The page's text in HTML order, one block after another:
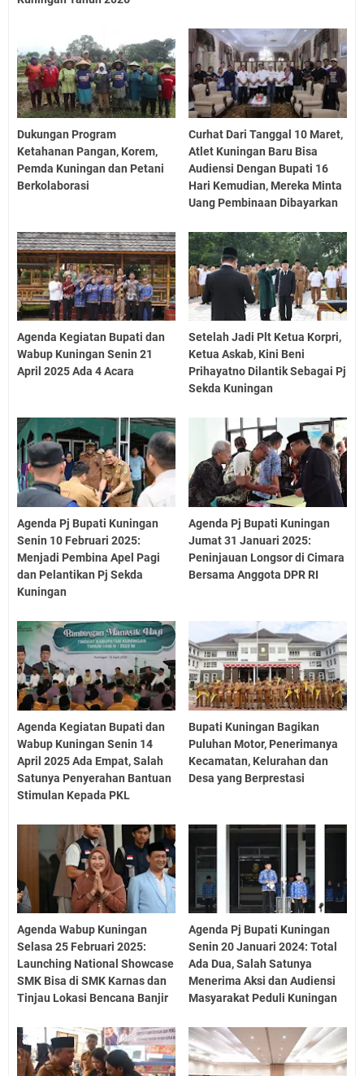
Dukungan Program
Ketahanan Pangan, Korem,
Pemda Kuningan dan Petani
Berkolaborasi
Curhat Dari Tanggal 10 Maret,
Atlet Kuningan Baru Bisa
Audiensi Dengan Bupati 16
Hari Kemudian, Mereka Minta
Uang Pembinaan Dibayarkan
Agenda Kegiatan Bupati dan
Wabup Kuningan Senin 21
April 2025 Ada 4 Acara
Setelah Jadi Plt Ketua Korpri,
Ketua Askab, Kini Beni
Prihayatno Dilantik Sebagai Pj
Sekda Kuningan
Agenda Pj Bupati Kuningan
Senin 10 Februari 2025:
Menjadi Pembina Apel Pagi
dan Pelantikan Pj Sekda
Kuningan
Agenda Pj Bupati Kuningan
Jumat 31 Januari 2025:
Peninjauan Longsor di Cimara
Bersama Anggota DPR RI
Agenda Kegiatan Bupati dan
Wabup Kuningan Senin 14
April 2025 Ada Empat, Salah
Satunya Penyerahan Bantuan
Stimulan Kepada PKL
Bupati Kuningan Bagikan
Puluhan Motor, Penerimanya
Kecamatan, Kelurahan dan
Desa yang Berprestasi
Agenda Wabup Kuningan
Selasa 25 Februari 2025:
Launching National Showcase
SMK Bisa di SMK Karnas dan
Tinjau Lokasi Bencana Banjir
Agenda Pj Bupati Kuningan
Senin 20 Januari 2024: Total
Ada Dua, Salah Satunya
Menerima Aksi dan Audiensi
Masyarakat Peduli Kuningan